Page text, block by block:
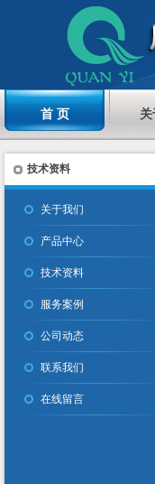
首 页 关
技术资料
关于我们
产品中心
技术资料
服务案例
公司动态
联系我们
在线留言